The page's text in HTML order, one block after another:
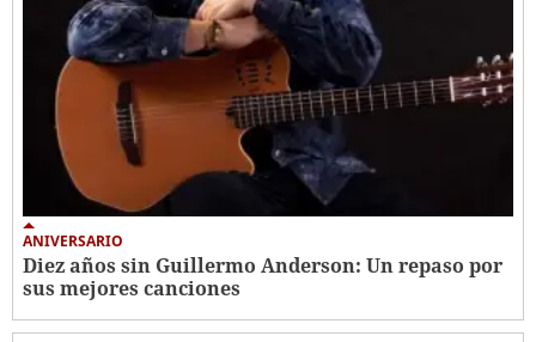
ANIVERSARIO
Diez años sin Guillermo Anderson: Un repaso por
sus mejores canciones